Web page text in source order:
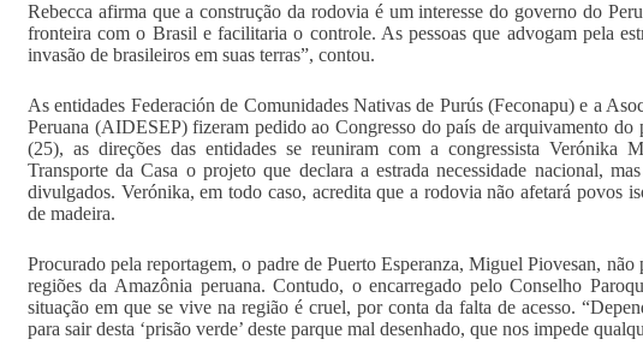
Rebecca afirma que a construção da rodovia é um interesse do governo do
fronteira com o Brasil e facilitaria o controle. As pessoas que advogam pela
invasão de brasileiros em suas terras”, contou.
As entidades Federación de Comunidades Nativas de Purús (Feconapu) e a
Peruana (AIDESEP) fizeram pedido ao Congresso do país de arquivamento do
(25), as direções das entidades se reuniram com a congressista Verónika
Transporte da Casa o projeto que declara a estrada necessidade nacional,
divulgados. Verónika, em todo caso, acredita que a rodovia não afetará povos
de madeira.
Procurado pela reportagem, o padre de Puerto Esperanza, Miguel Piovesan,
regiões da Amazônia peruana. Contudo, o encarregado pelo Conselho
situação em que se vive na região é cruel, por conta da falta de acesso.
para sair desta ‘prisão verde’ deste parque mal desenhado, que nos impede